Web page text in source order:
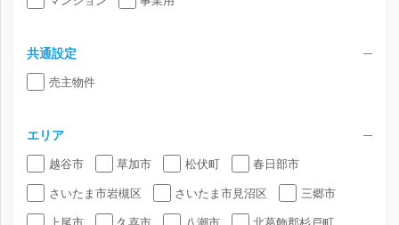
共通設定
売主物件
エリア
越谷市 草加市 松伏町 春日部市
さいたま市岩槻区 さいたま市見沼区 三郷市